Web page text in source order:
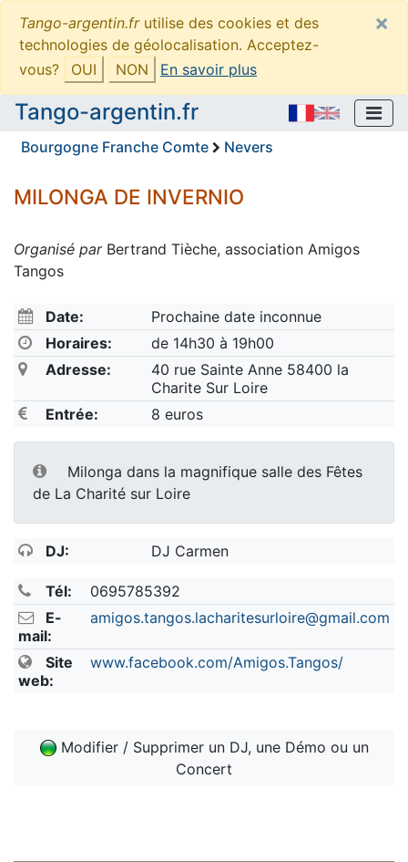
Tango-argentin.frutilise des cookies et des
technologies de géolocalisation. Acceptez-
vous?
OUI NON En savoir plus
×
Tango-argentin.fr
Bourgogne Franche Comte Nevers
MILONGA DE INVERNIO
Organisé parBertrand Tièche, association Amigos
Tangos
Date:
Prochaine date inconnue
Horaires:
de 14h30 à 19h00
Adresse:
40 rue Sainte Anne 58400 la
Charite Sur Loire
Entrée:
8 euros
Milonga dans la magnifique salle des Fêtes
de La Charité sur Loire
DJ: DJ Carmen
Tél:
0695785392
E-
mail:
amigos.tangos.lacharitesurloire@gmail.com
Site
web:
www.facebook.com/Amigos.Tangos/
Modifier / Supprimer un DJ, une Démo ou un
Concert